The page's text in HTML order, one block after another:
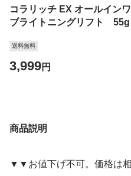
コラリッチ EX オールイン
ブライトニングリフト 55g
送料無料
3,999円
商品説明
▼▼お値下げ不可。価格は